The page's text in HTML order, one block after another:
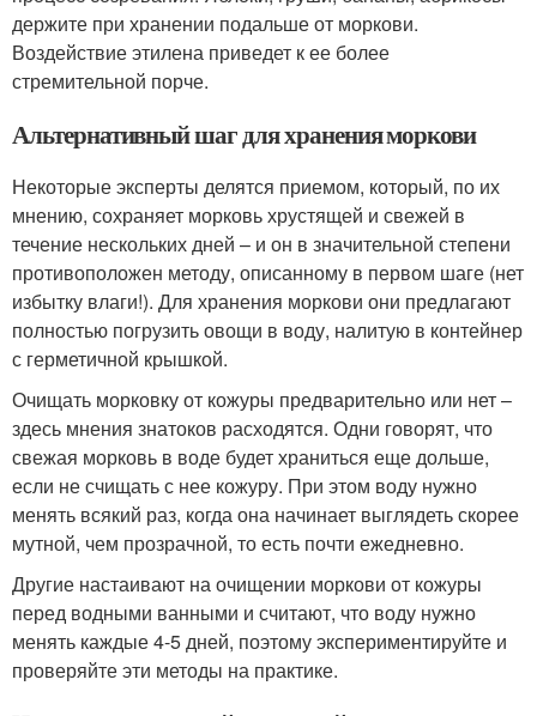
держите при хранении подальше от моркови.
Воздействие этилена приведет к ее более
стремительной порче.
Альтернативный шаг для хранения моркови
Некоторые эксперты делятся приемом, который, по их
мнению, сохраняет морковь хрустящей и свежей в
течение нескольких дней – и он в значительной степени
противоположен методу, описанному в первом шаге (нет
избытку влаги!). Для хранения моркови они предлагают
полностью погрузить овощи в воду, налитую в контейнер
с герметичной крышкой.
Очищать морковку от кожуры предварительно или нет –
здесь мнения знатоков расходятся. Одни говорят, что
свежая морковь в воде будет храниться еще дольше,
если не счищать с нее кожуру. При этом воду нужно
менять всякий раз, когда она начинает выглядеть скорее
мутной, чем прозрачной, то есть почти ежедневно.
Другие настаивают на очищении моркови от кожуры
перед водными ванными и считают, что воду нужно
менять каждые 4-5 дней, поэтому экспериментируйте и
проверяйте эти методы на практике.